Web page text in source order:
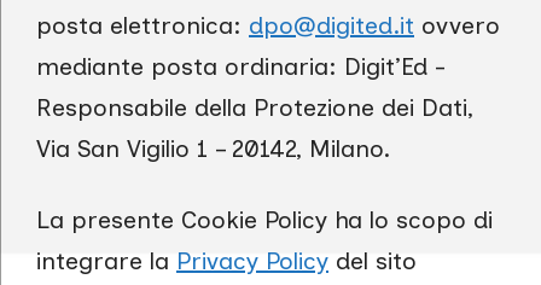
posta elettronica: dpo@digited.it ovvero
mediante posta ordinaria: Digit’Ed -
Responsabile della Protezione dei Dati,
Via San Vigilio 1 – 20142, Milano.
La presente Cookie Policy ha lo scopo di
integrare la Privacy Policy del sito